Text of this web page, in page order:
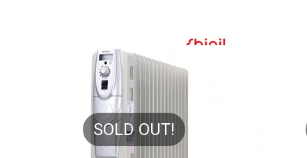
SOLD OUT!